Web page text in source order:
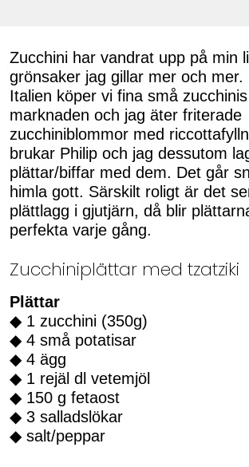
Zucchini har vandrat upp på min
grönsaker jag gillar mer och mer.
Italien köper vi fina små
marknaden och jag äter friterade
zucchiniblommor med
brukar Philip och jag dessutom
plättar/biffar med dem. Det går
himla gott. Särskilt roligt är det
plättlagg i gjutjärn, då blir
perfekta varje gång.
Zucchiniplättar med tzatziki
Plättar
◆ 1 zucchini (350g)
◆ 4 små potatisar
◆ 4 ägg
◆ 1 rejäl dl vetemjöl
◆ 150 g fetaost
◆ 3 salladslökar
◆ salt/peppar